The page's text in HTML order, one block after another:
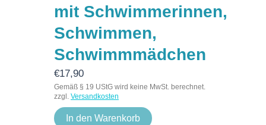
mit Schwimmerinnen,
Schwimmen,
Schwimmmädchen
€17,90
Gemäß § 19 UStG wird keine MwSt. berechnet.
zzgl. Versandkosten
In den Warenkorb